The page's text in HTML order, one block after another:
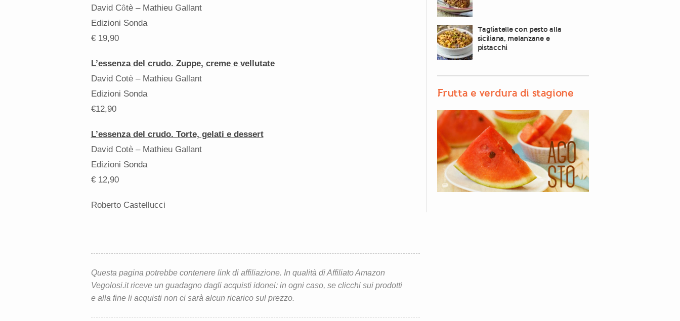
David Côtè – Mathieu Gallant
Edizioni Sonda
€ 19,90
L’essenza del crudo. Zuppe, creme e vellutate
David Cotè – Mathieu Gallant
Edizioni Sonda
€12,90
L’essenza del crudo. Torte, gelati e dessert
David Cotè – Mathieu Gallant
Edizioni Sonda
€ 12,90
Roberto Castellucci
Questa pagina potrebbe contenere link di affiliazione. In qualità di Affiliato Amazon
Vegolosi.it riceve un guadagno dagli acquisti idonei: in ogni caso, se clicchi sui prodotti
e alla fine li acquisti non ci sarà alcun ricarico sul prezzo.
Tagliatelle con pesto alla
siciliana, melanzane e
pistacchi
Frutta e verdura di stagione